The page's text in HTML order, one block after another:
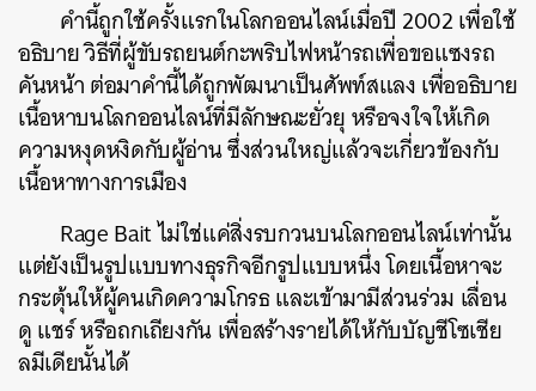
คำนี้ถูกใช้ครั้งแรกในโลกออนไลน์เมื่อปี 2002 เพื่อใช้
อธิบาย วิธีที่ผู้ขับรถยนต์กะพริบไฟหน้ารถเพื่อขอแซงรถ
คันหน้า ต่อมาคำนี้ได้ถูกพัฒนาเป็นศัพท์สแลง เพื่ออธิบาย
เนื้อหาบนโลกออนไลน์ที่มีลักษณะยั่วยุ หรือจงใจให้เกิด
ความหงุดหงิดกับผู้อ่าน ซึ่งส่วนใหญ่แล้วจะเกี่ยวข้องกับ
เนื้อหาทางการเมือง
Rage Bait ไม่ใช่แค่สิ่งรบกวนบนโลกออนไลน์เท่านั้น
แต่ยังเป็นรูปแบบทางธุรกิจอีกรูปแบบหนึ่ง โดยเนื้อหาจะ
กระตุ้นให้ผู้คนเกิดความโกรธ และเข้ามามีส่วนร่วม เลื่อน
ดู แชร์ หรือถกเถียงกัน เพื่อสร้างรายได้ให้กับบัญชีโซเชีย
ลมีเดียนั้นได้